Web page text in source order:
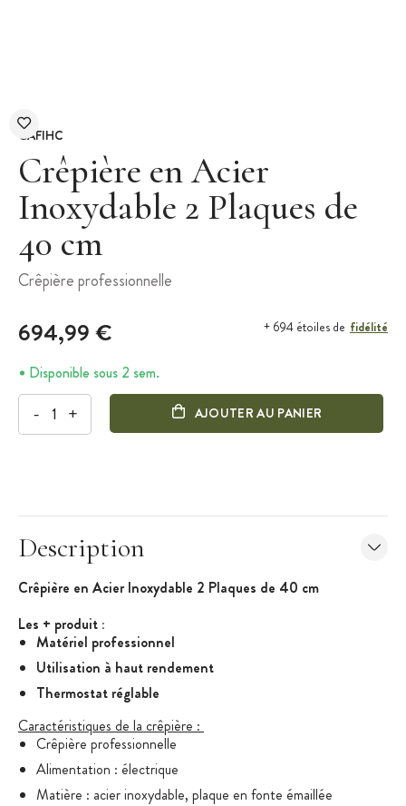
GAFIHC
Crêpière en Acier
Inoxydable 2 Plaques de
40 cm
Crêpière professionnelle
694,99 € + 694 étoiles de fidélité
Disponible sous 2 sem.
- + AJOUTER AU PANIER
Description
Crêpière en Acier Inoxydable 2 Plaques de 40 cm
Les + produit :
Matériel professionnel
Utilisation à haut rendement
Thermostat réglable
Caractéristiques de la crêpière :
Crêpière professionnelle
Alimentation : électrique
Matière : acier inoxydable, plaque en fonte émaillée